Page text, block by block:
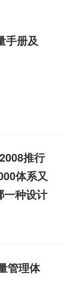
手册及
推行
体系又
种设计
管理体